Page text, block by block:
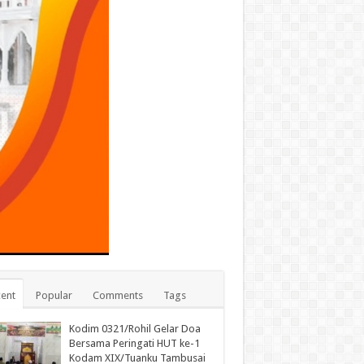
Popular Comments Tags
Kodim 0321/Rohil Gelar Doa
Bersama Peringati HUT ke-1
Kodam XIX/Tuanku Tambusai